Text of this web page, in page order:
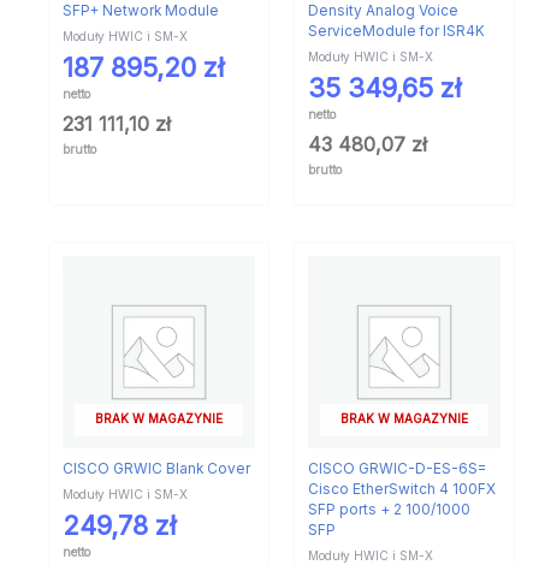
SFP+ Network Module
Moduły HWIC i SM-X
187 895,20 zł
netto
231 111,10 zł
brutto
Density Analog Voice
ServiceModule for ISR4K
Moduły HWIC i SM-X
35 349,65 zł
netto
43 480,07 zł
brutto
BRAK W MAGAZYNIE
CISCO GRWIC Blank Cover
Moduły HWIC i SM-X
249,78 zł
netto
BRAK W MAGAZYNIE
CISCO GRWIC-D-ES-6S=
Cisco EtherSwitch 4 100FX
SFP ports + 2 100/1000
SFP
Moduły HWIC i SM-X